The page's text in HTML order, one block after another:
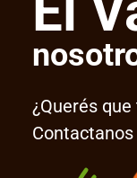
¿Querés
Contactanos